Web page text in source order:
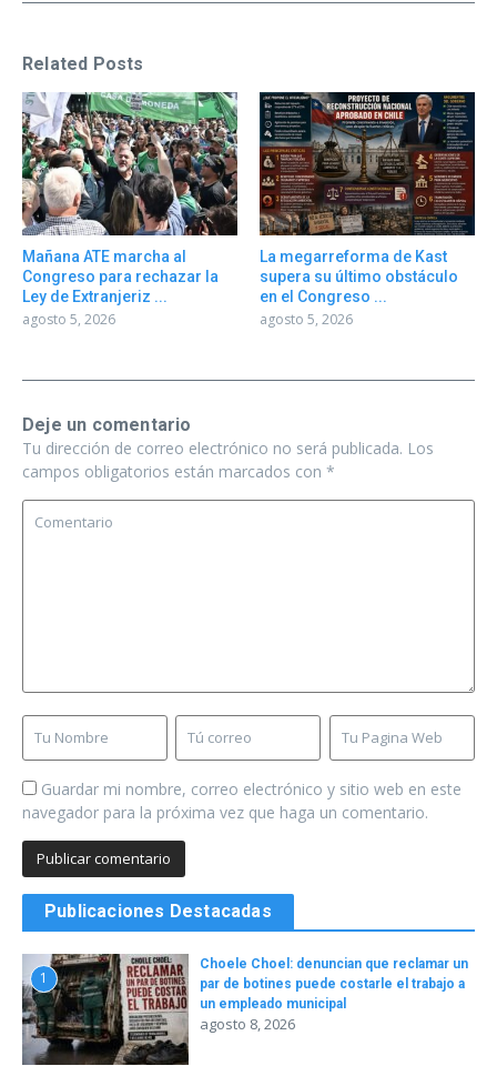
Related Posts
Mañana ATE marcha al
Congreso para rechazar la
Ley de Extranjeriz ...
agosto 5, 2026
La megarreforma de Kast
supera su último obstáculo
en el Congreso ...
agosto 5, 2026
Deje un comentario
Tu dirección de correo electrónico no será publicada. Los
campos obligatorios están marcados con *
Guardar mi nombre, correo electrónico y sitio web en este
navegador para la próxima vez que haga un comentario.
Publicaciones Destacadas
1
Choele Choel: denuncian que reclamar un
par de botines puede costarle el trabajo a
un empleado municipal
agosto 8, 2026